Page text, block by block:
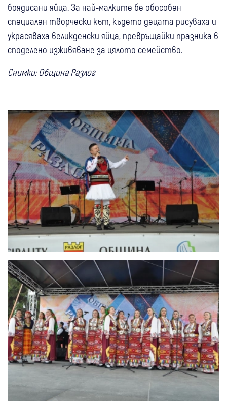
боядисани яйца. За най-малките бе обособен
специален творчески кът, където децата рисуваха и
украсяваха великденски яйца, превръщайки празника в
споделено изживяване за цялото семейство.
Снимки: Община Разлог